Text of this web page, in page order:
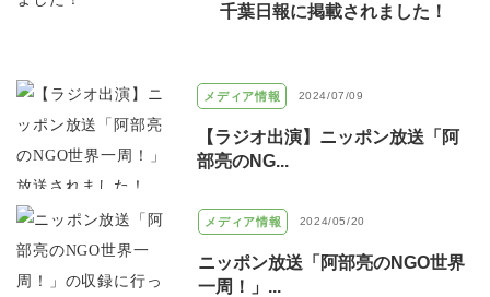
千葉日報に掲載されました！
メディア情報 2024/07/09
【ラジオ出演】ニッポン放送「阿
部亮のNG...
メディア情報 2024/05/20
ニッポン放送「阿部亮のNGO世界
一周！」...